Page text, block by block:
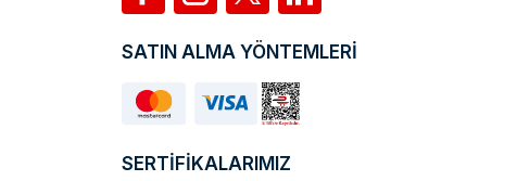
SATIN ALMA YÖNTEMLERİ
SERTİFİKALARIMIZ